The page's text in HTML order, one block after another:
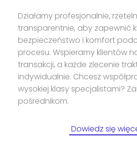
Działamy profesjonalnie,
transparentnie, aby zapewnić
bezpieczeństwo i komfort
procesu. Wspieramy klientów
transakcji, a każde zlecenie
indywidualnie. Chcesz
wysokiej klasy specjalistami?
pośrednikom.
Dowiedz się